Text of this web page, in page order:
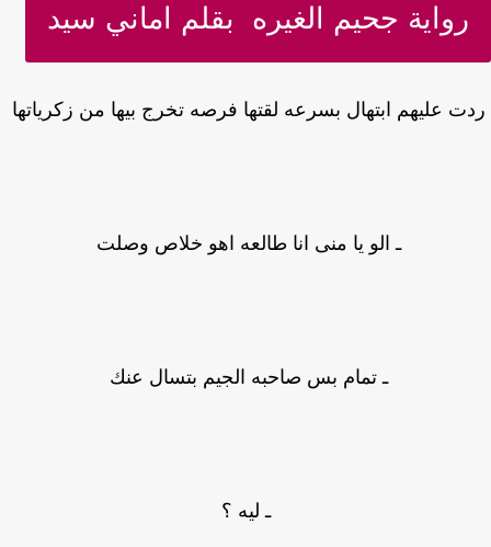
رواية جحيم الغيره بقلم اماني سيد
عليهم ابتهال بسرعه لقتها فرصه تخرج بيها من زكرياتها
ـ الو يا منى انا طالعه اهو خلاص وصلت
ـ تمام بس صاحبه الجيم بتسال عنك
ـ ليه ؟